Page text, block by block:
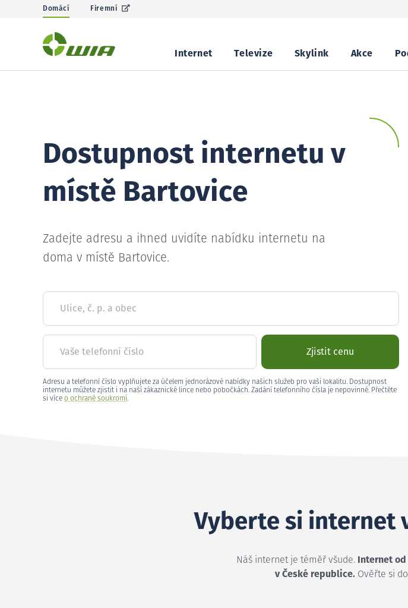
Domácí Firemní
Internet Televize Skylink Akce
Dostupnost internetu v
místě Bartovice
Zadejte adresu a ihned uvidíte nabídku internetu na
doma v místě Bartovice.
Ulice, č. p. a obec
Vaše telefonní číslo Zjistit cenu
Adresu a telefonní číslo vyplňujete za účelem jednorázové nabídky našich služeb pro vaši lokalitu. Dostupnost
internetu můžete zjistit i na naší zákaznické lince nebo pobočkách. Zadání telefonního čísla je nepovinné. Přečtěte
si více o ochraně soukromí.
Vyberte si internet
Náš internet je téměř všude.
Internet
v České republice. Ověřte si